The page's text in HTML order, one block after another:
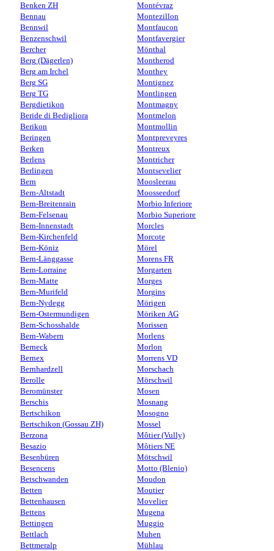
Benken ZH
Bennau
Bennwil
Benzenschwil
Bercher
Berg (Dägerlen)
Berg am Irchel
Berg SG
Berg TG
Bergdietikon
Beride di Bedigliora
Berikon
Beringen
Berken
Berlens
Berlingen
Bern
Bern-Altstadt
Bern-Breitenrain
Bern-Felsenau
Bern-Innenstadt
Bern-Kirchenfeld
Bern-Köniz
Bern-Länggasse
Bern-Lorraine
Bern-Matte
Bern-Murifeld
Bern-Nydegg
Bern-Ostermundigen
Bern-Schosshalde
Bern-Wabern
Berneck
Bernex
Bernhardzell
Berolle
Beromünster
Berschis
Bertschikon
Bertschikon (Gossau ZH)
Berzona
Besazio
Besenbüren
Besencens
Betschwanden
Betten
Bettenhausen
Bettens
Bettingen
Bettlach
Bettmeralp
Montévraz
Montezillon
Montfaucon
Montfavergier
Mönthal
Montherod
Monthey
Montignez
Montlingen
Montmagny
Montmelon
Montmollin
Montpreveyres
Montreux
Montricher
Montsevelier
Moosleerau
Moosseedorf
Morbio Inferiore
Morbio Superiore
Morcles
Morcote
Mörel
Morens FR
Morgarten
Morges
Morgins
Mörigen
Möriken AG
Morissen
Morlens
Morlon
Morrens VD
Morschach
Mörschwil
Mosen
Mosnang
Mosogno
Mossel
Môtier (Vully)
Môtiers NE
Mötschwil
Motto (Blenio)
Moudon
Moutier
Movelier
Mugena
Muggio
Muhen
Mühlau